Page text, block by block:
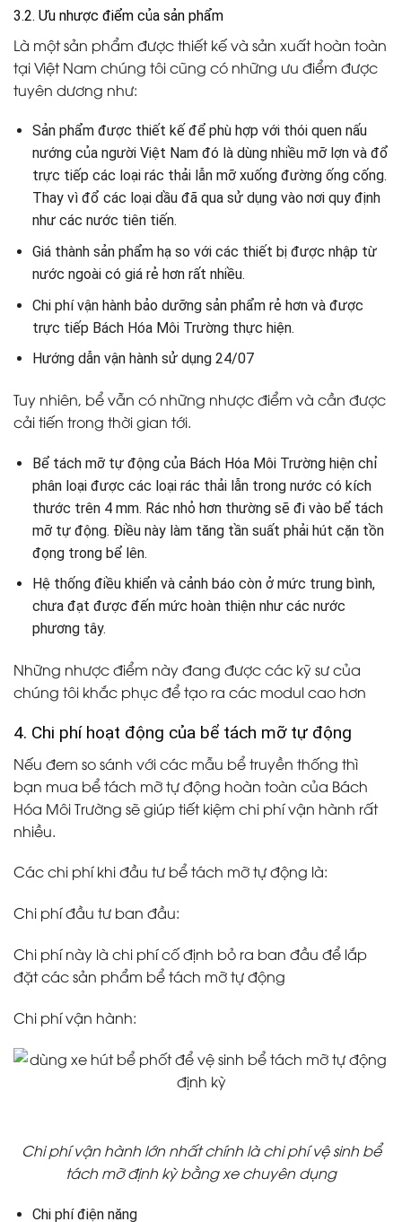
3.2. Ưu nhược điểm của sản phẩm
Là một sản phẩm được thiết kế và sản xuất hoàn toàn
tại Việt Nam chúng tôi cũng có những ưu điểm được
tuyên dương như:
Sản phẩm được thiết kế để phù hợp với thói quen nấu
nướng của người Việt Nam đó là dùng nhiều mỡ lợn và đổ
trực tiếp các loại rác thải lẫn mỡ xuống đường ống cống.
Thay vì đổ các loại dầu đã qua sử dụng vào nơi quy định
như các nước tiên tiến.
Giá thành sản phẩm hạ so với các thiết bị được nhập từ
nước ngoài có giá rẻ hơn rất nhiều.
Chi phí vận hành bảo dưỡng sản phẩm rẻ hơn và được
trực tiếp Bách Hóa Môi Trường thực hiện.
Hướng dẫn vận hành sử dụng 24/07
Tuy nhiên, bể vẫn có những nhược điểm và cần được
cải tiến trong thời gian tới.
Bể tách mỡ tự động của Bách Hóa Môi Trường hiện chỉ
phân loại được các loại rác thải lẫn trong nước có kích
thước trên 4 mm. Rác nhỏ hơn thường sẽ đi vào bể tách
mỡ tự động. Điều này làm tăng tần suất phải hút cặn tồn
đọng trong bể lên.
Hệ thống điều khiển và cảnh báo còn ở mức trung bình,
chưa đạt được đến mức hoàn thiện như các nước
phương tây.
Những nhược điểm này đang được các kỹ sư của
chúng tôi khắc phục để tạo ra các modul cao hơn
4. Chi phí hoạt động của bể tách mỡ tự động
Nếu đem so sánh với các mẫu bể truyền thống thì
bạn mua bể tách mỡ tự động hoàn toàn của Bách
Hóa Môi Trường sẽ giúp tiết kiệm chi phí vận hành rất
nhiều.
Các chi phí khi đầu tư bể tách mỡ tự động là:
Chi phí đầu tư ban đầu:
Chi phí này là chi phí cố định bỏ ra ban đầu để lắp
đặt các sản phẩm bể tách mỡ tự động
Chi phí vận hành:
Chi phí vận hành lớn nhất chính là chi phí vệ sinh bể
tách mỡ định kỳ bằng xe chuyên dụng
Chi phí điện năng